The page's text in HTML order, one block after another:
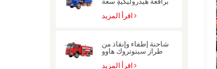
اقرأ المزيد
شاحنة إطفاء وإنقاذ من
طراز سينوتروك هاوو
للشرطة
اقرأ المزيد